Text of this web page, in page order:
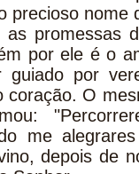
precioso nome
as promessas
por ele é o
guiado por
coração. O
me
depois de